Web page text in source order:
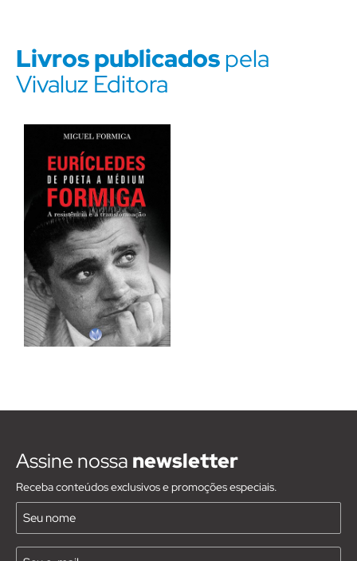
Livros publicadospela
Vivaluz Editora
Assine nossa newsletter
Receba conteúdos exclusivos e promoções especiais.
Nome
E-